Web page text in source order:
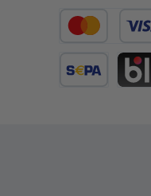
Kredit- oder